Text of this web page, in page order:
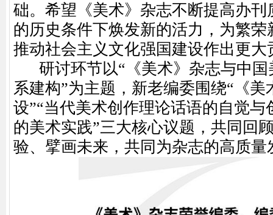
础。希望《美术》杂志不断提高办刊
的历史条件下焕发新的活力，为繁
推动社会主义文化强国建设作出更大
研讨环节以“《美术》杂志与中国
系建构”为主题，新老编委围绕“《
设”“当代美术创作理论话语的自觉与
的美术实践”三大核心议题，共同回
验、擘画未来，共同为杂志的高质量